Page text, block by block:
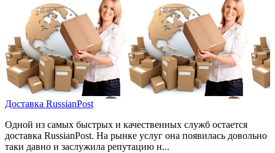
Доставка RussianPost
Одной из самых быстрых и качественных служб остается
доставка RussianPost. На рынке услуг она появилась довольно
таки давно и заслужила репутацию н...